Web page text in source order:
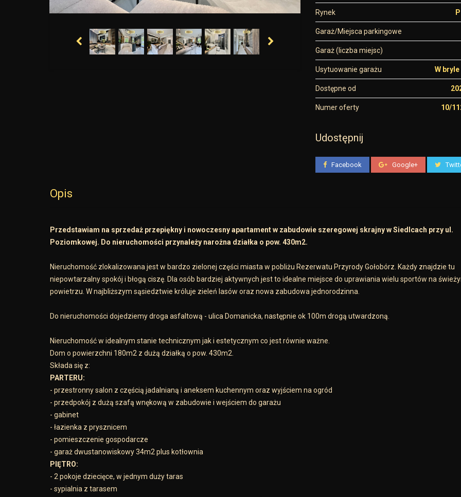
Rynek
Garaż/Miejsca parkingowe
Garaż (liczba miejsc)
Usytuowanie garażu W
Dostępne od
Numer oferty 10/
Udostępnij
Facebook Google+
Opis
Przedstawiam na sprzedaż przepiękny i nowoczesny apartament w zabudowie szeregowej skrajny w Siedlcach przy ul.
Poziomkowej. Do nieruchomości przynależy narożna działka o pow. 430m2.
Nieruchomość zlokalizowana jest w bardzo zielonej części miasta w pobliżu Rezerwatu Przyrody Gołobórz. Każdy znajdzie tu
niepowtarzalny spokój i błogą ciszę. Dla osób bardziej aktywnych jest to idealne miejsce do uprawiania wielu sportów na
powietrzu. W najbliższym sąsiedztwie króluje zieleń lasów oraz nowa zabudowa jednorodzinna.
Do nieruchomości dojedziemy droga asfaltową - ulica Domanicka, następnie ok 100m drogą utwardzoną.
Nieruchomość w idealnym stanie technicznym jak i estetycznym co jest równie ważne.
Dom o powierzchni 180m2 z dużą działką o pow. 430m2.
Składa się z:
PARTERU:
- przestronny salon z częścią jadalnianą i aneksem kuchennym oraz wyjściem na ogród
- przedpokój z dużą szafą wnękową w zabudowie i wejściem do garażu
- gabinet
- łazienka z prysznicem
- pomieszczenie gospodarcze
- garaż dwustanowiskowy 34m2 plus kotłownia
PIĘTRO:
- 2 pokoje dziecięce, w jednym duży taras
- sypialnia z tarasem